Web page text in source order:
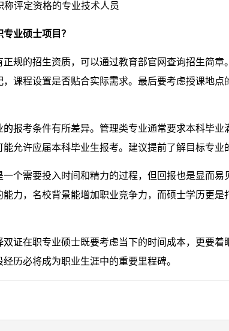
评定资格的专业技术人员
业硕士项目？
规的招生资质，可以通过教育部官网查询招生简章
课程设置是否贴合实际需求。最后要考虑授课地点
报考条件有所差异。管理类专业通常要求本科毕业
允许应届本科毕业生报考。建议提前了解目标专业
一个需要投入时间和精力的过程，但回报也是显而易
力，名校背景能增加职业竞争力，而硕士学历更是
证在职专业硕士既要考虑当下的时间成本，更要着
历必将成为职业生涯中的重要里程碑。